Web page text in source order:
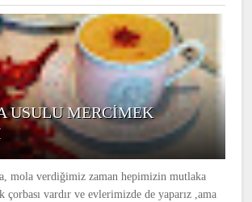
USULU MERCİMEK
mola verdiğimiz zaman hepimizin mutlaka
vardır ve evlerimizde de yaparız ,ama